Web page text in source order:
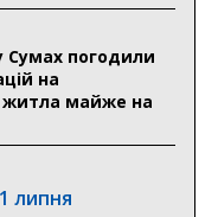
Сумах погодили
на
житла майже на
липня